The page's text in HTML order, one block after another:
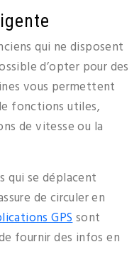
qui ne disposent
d’opter pour des
vous permettent
fonctions utiles,
de vitesse ou la
qui se déplacent
de circuler en
GPSsont
fournir des infos en